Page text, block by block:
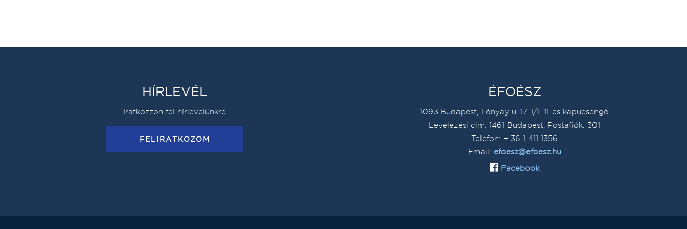
HÍRLEVÉL
Iratkozzon fel hírlevelünkre
FELIRATKOZOM
ÉFOÉSZ
1093 Budapest, Lónyay u. 17. I/1. 11-es kapucsengő
Levelezési cím: 1461 Budapest, Postafiók: 301
Telefon: + 36 1 411 1356
Email: efoesz@efoesz.hu
Facebook